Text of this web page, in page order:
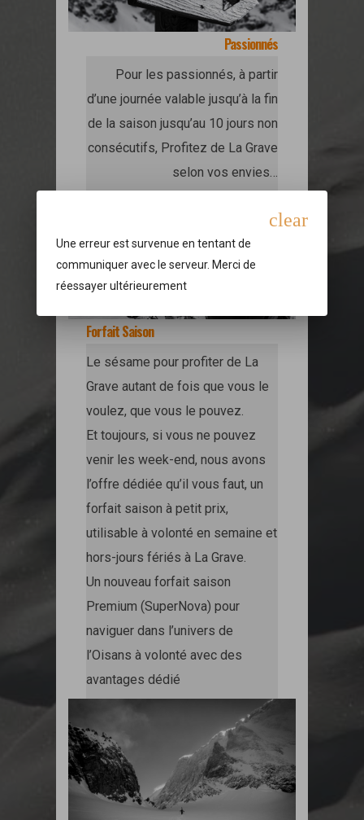
Passionnés
Pour les passionnés, à partir
d’une journée valable jusqu’à la fin
de la saison jusqu’au 10 jours non
consécutifs, Profitez de La Grave
selon vos envies…
Forfait Saison
Le sésame pour profiter de La
Grave autant de fois que vous le
voulez, que vous le pouvez.
Et toujours, si vous ne pouvez
venir les week-end, nous avons
l’offre dédiée qu’il vous faut, un
forfait saison à petit prix,
utilisable à volonté en semaine et
hors-jours fériés à La Grave.
Un nouveau forfait saison
Premium (SuperNova) pour
naviguer dans l’univers de
l’Oisans à volonté avec des
avantages dédié
clear
Une erreur est survenue en tentant de
communiquer avec le serveur. Merci de
réessayer ultérieurement